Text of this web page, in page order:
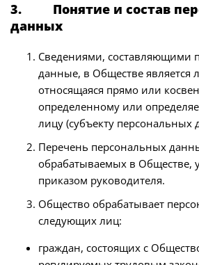
3. Понятие и состав
данных
Сведениями, составляющими
данные, в Обществе является
относящаяся прямо или
определенному или
лицу (субъекту персональных
Перечень персональных
обрабатываемых в Обществе,
приказом руководителя.
Общество обрабатывает
следующих лиц:
граждан, состоящих с